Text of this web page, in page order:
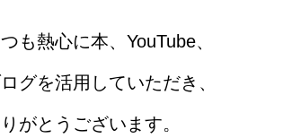
も熱心に本、YouTube、
グを活用していただき、
がとうございます。
生を変える腹のくくり方